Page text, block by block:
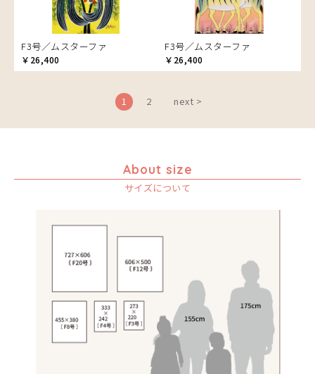
ライオン
漁
ワニ
F3号／ムスターファ
￥26,400
F3号／ムスターファ
￥26,400
1 2 next >
About size
サイズについて